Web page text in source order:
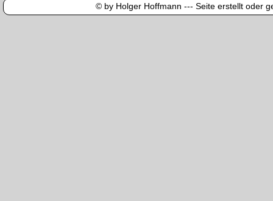
© by Holger Hoffmann --- Seite erstellt oder